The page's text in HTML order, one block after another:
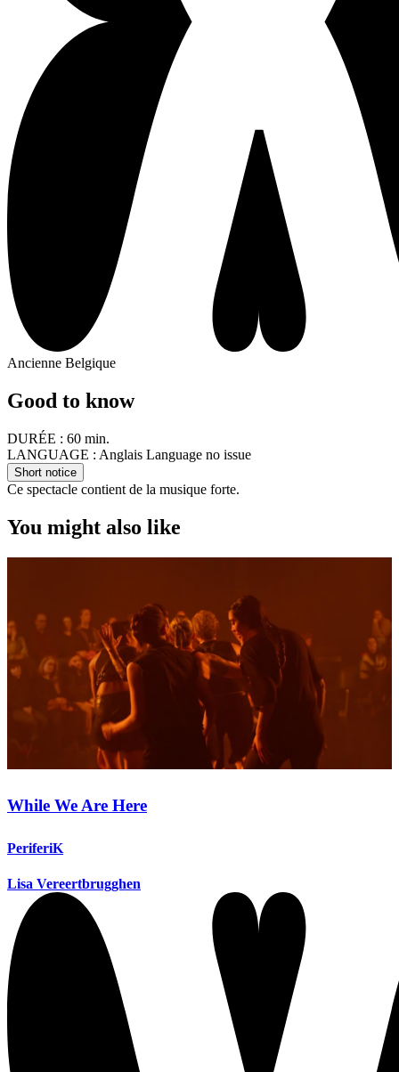
Ancienne Belgique
Good to know
DURÉE : 60 min.
LANGUAGE : Anglais Language no issue
Short notice
Ce spectacle contient de la musique forte.
You might also like
While We Are Here
PeriferiK
Lisa Vereertbrugghen